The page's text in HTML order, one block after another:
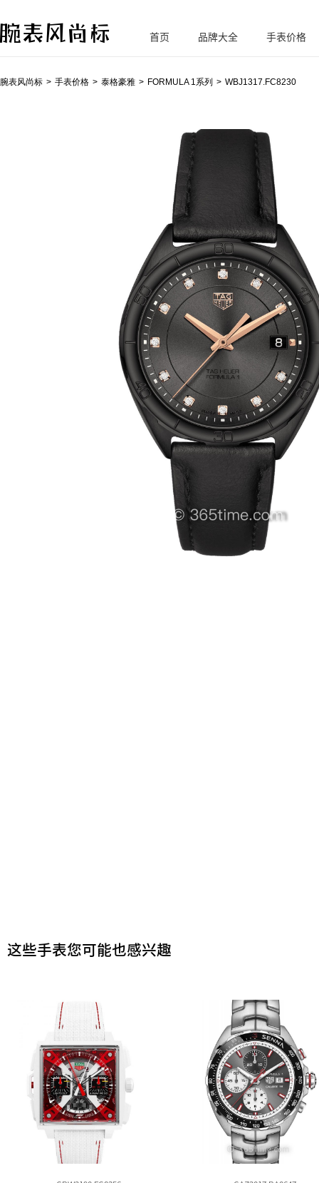
腕
首页 品牌大全 手表价格
腕表风尚标 手表价格 泰格豪雅 FORMULA 1系列 WBJ1317.FC8230
这些手表您可能也感兴趣